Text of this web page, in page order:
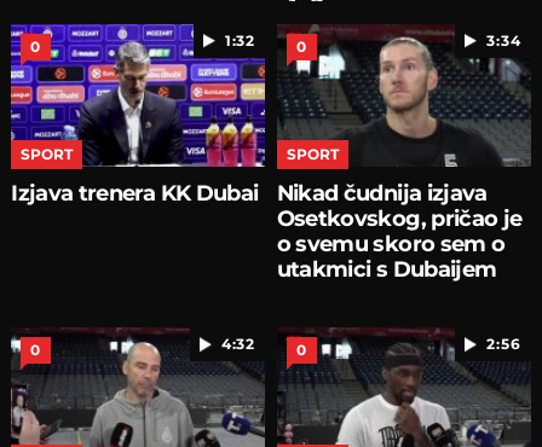
1:32
0
SPORT
Izjava trenera KK Dubai
3:34
0
SPORT
Nikad čudnija izjava
Osetkovskog, pričao je
o svemu skoro sem o
utakmici s Dubaijem
4:32
0 2:56
0